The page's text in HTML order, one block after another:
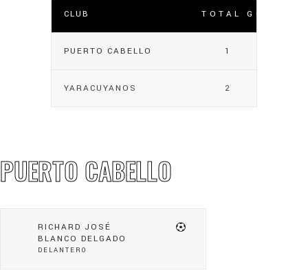
CLUB TOTAL GOLES
PUERTO CABELLO 1
YARACUYANOS 2
PUERTO CABELLO
RICHARD JOSÉ
BLANCO DELGADO
DELANTERO